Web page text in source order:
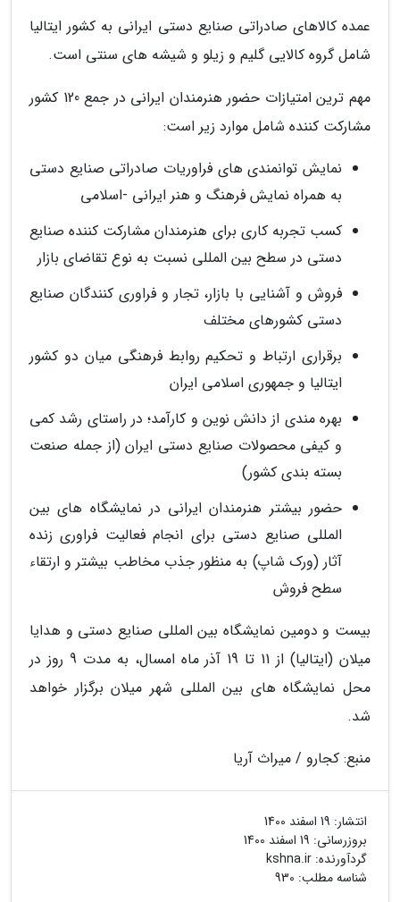
عمده کالاهای صادراتی صنایع دستی ایرانی به کشور ایتالیا
شامل گروه کالایی گلیم و زیلو و شیشه های سنتی است.
مهم ترین امتیازات حضور هنرمندان ایرانی در جمع 120 کشور
مشارکت کننده شامل موارد زیر است:
نمایش توانمندی های فراوریات صادراتی صنایع دستی
به همراه نمایش فرهنگ و هنر ایرانی -اسلامی
کسب تجربه کاری برای هنرمندان مشارکت کننده صنایع
دستی در سطح بین المللی نسبت به نوع تقاضای بازار
فروش و آشنایی با بازار، تجار و فراوری کنندگان صنایع
دستی کشورهای مختلف
برقراری ارتباط و تحکیم روابط فرهنگی میان دو کشور
ایتالیا و جمهوری اسلامی ایران
بهره مندی از دانش نوین و کارآمد؛ در راستای رشد کمی
و کیفی محصولات صنایع دستی ایران (از جمله صنعت
بسته بندی کشور)
حضور بیشتر هنرمندان ایرانی در نمایشگاه های بین
المللی صنایع دستی برای انجام فعالیت فراوری زنده
آثار (ورک شاپ) به منظور جذب مخاطب بیشتر و ارتقاء
سطح فروش
بیست و دومین نمایشگاه بین المللی صنایع دستی و هدایا
میلان (ایتالیا) از 11 تا 19 آذر ماه امسال، به مدت 9 روز در
محل نمایشگاه های بین المللی شهر میلان برگزار خواهد
شد.
منبع: کجارو / میراث آریا
انتشار: 19 اسفند 1400
بروزرسانی: 19 اسفند 1400
گردآورنده: kshna.ir
شناسه مطلب: 930